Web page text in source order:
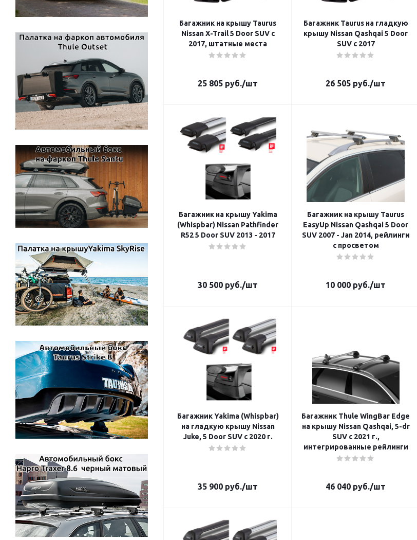
Багажник на крышу Taurus
Nissan X-Trail 5 Door SUV с
2017, штатные места
25 805 руб./шт
Багажник Taurus на гладкую
крышу Nissan Qashqai 5 Door
SUV с 2017
26 505 руб./шт
Багажник на крышу Yakima
(Whispbar) Nissan Pathfinder
R52 5 Door SUV 2013 - 2017
30 500 руб./шт
Багажник на крышу Taurus
EasyUp Nissan Qashqai 5 Door
SUV 2007 - Jan 2014, рейлинги
с просветом
10 000 руб./шт
Багажник Yakima (Whispbar)
на гладкую крышу Nissan
Juke, 5 Door SUV с 2020 г.
35 900 руб./шт
Багажник Thule WingBar Edge
на крышу Nissan Qashqai, 5-dr
SUV с 2021 г.,
интегрированные рейлинги
46 040 руб./шт